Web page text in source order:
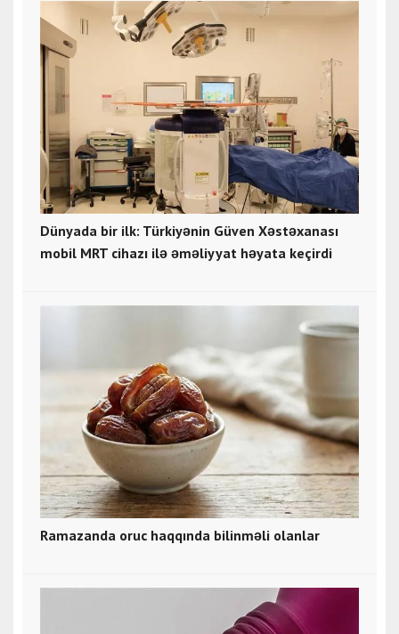
Dünyada bir ilk: Türkiyənin Güven Xəstəxanası
mobil MRT cihazı ilə əməliyyat həyata keçirdi
Ramazanda oruc haqqında bilinməli olanlar